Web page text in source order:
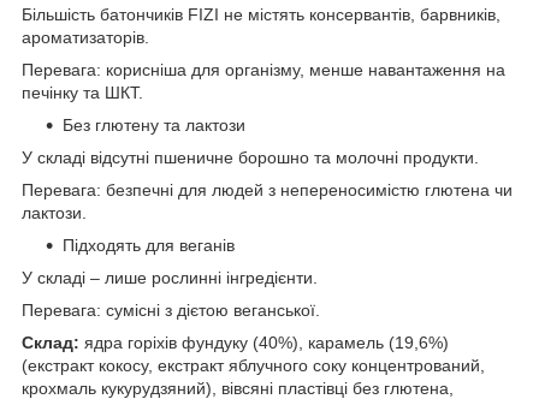
Більшість батончиків FIZI не містять консервантів, барвників,
ароматизаторів.
Перевага: корисніша для організму, менше навантаження на
печінку та ШКТ.
Без глютену та лактози
У складі відсутні пшеничне борошно та молочні продукти.
Перевага: безпечні для людей з непереносимістю глютена чи
лактози.
Підходять для веганів
У складі – лише рослинні інгредієнти.
Перевага: сумісні з дієтою веганської.
Склад: ядра горіхів фундуку (40%), карамель (19,6%)
(екстракт кокосу, екстракт яблучного соку концентрований,
крохмаль кукурудзяний), вівсяні пластівці без глютена,